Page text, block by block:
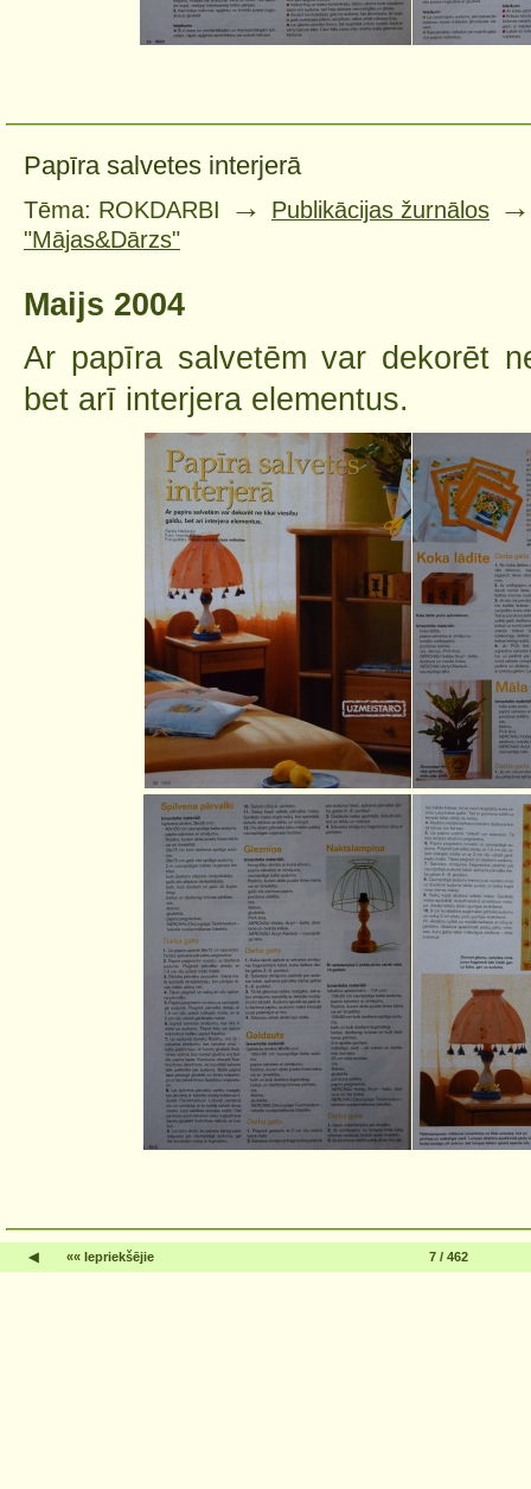
Papīra salvetes interjerā
Tēma: ROKDARBI → Publikācijas žurnālos
"Mājas&Dārzs"
Maijs 2004
Ar papīra salvetēm var dekorēt
bet arī interjera elementus.
◀ «« Iepriekšējie 7 / 462